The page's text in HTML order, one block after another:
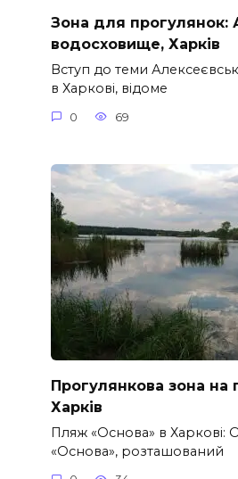
Зона для прогулянок:
водосховище, Харків
Вступ до теми
в Харкові, відоме
0 69
Прогулянкова зона на
Харків
Пляж «Основа» в Харкові:
«Основа», розташований